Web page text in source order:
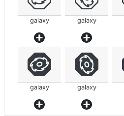
galaxy galaxy
galaxy galaxy